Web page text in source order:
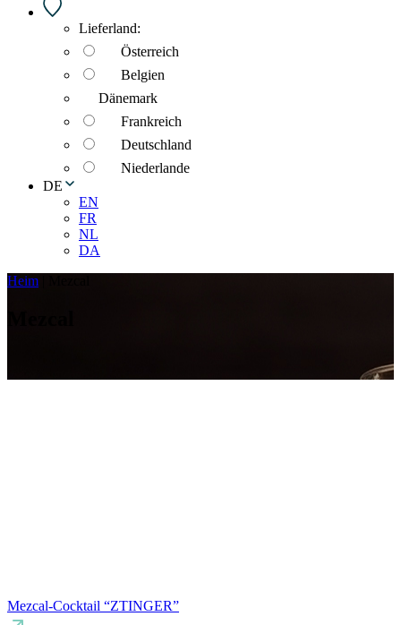
Lieferland:
Österreich
Belgien
Dänemark
Frankreich
Deutschland
Niederlande
DE
EN
FR
NL
DA
Heim
Mezcal-Cocktail “ZTINGER”